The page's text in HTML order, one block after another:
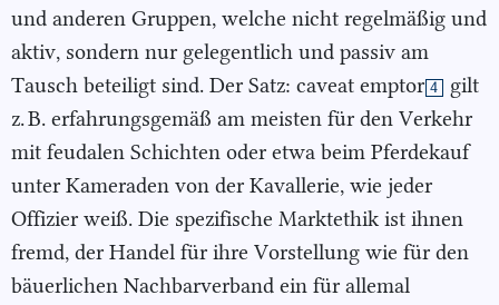
und anderen Gruppen, welche nicht regelmäßig und
aktiv, sondern nur gelegentlich und passiv am
Tausch beteiligt sind. Der Satz: caveat emptor 4
gilt
z. B. erfahrungsgemäß am meisten für den Verkehr
mit feudalen Schichten oder etwa beim Pferdekauf
unter Kameraden von der Kavallerie, wie jeder
Offizier weiß. Die spezifische Marktethik ist ihnen
fremd, der Handel für ihre Vorstellung wie für den
bäuerlichen Nachbarverband ein für allemal